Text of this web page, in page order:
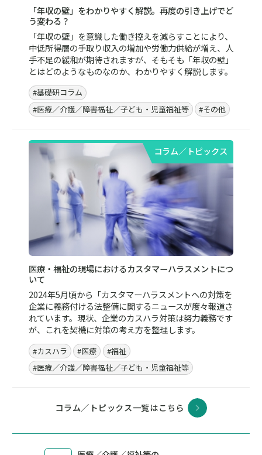
「年収の壁」をわかりやすく解説。再度の引き上げでど
う変わる？
「年収の壁」を意識した働き控えを減らすことにより、
中低所得層の手取り収入の増加や労働力供給が増え、人
手不足の緩和が期待されますが、そもそも「年収の壁」
とはどのようなものなのか、わかりやすく解説します。
#基礎研コラム
#医療／介護／障害福祉／子ども・児童福祉等
#その他
コラム／トピックス
医療・福祉の現場におけるカスタマーハラスメントにつ
いて
2024年5月頃から「カスタマーハラスメントへの対策を
企業に義務付ける法整備に関するニュースが度々報道さ
れています。現状、企業のカスハラ対策は努力義務です
が、これを契機に対策の考え方を整理します。
#カスハラ #医療
#福祉
#医療／介護／障害福祉／子ども・児童福祉等
コラム／トピックス一覧はこちら